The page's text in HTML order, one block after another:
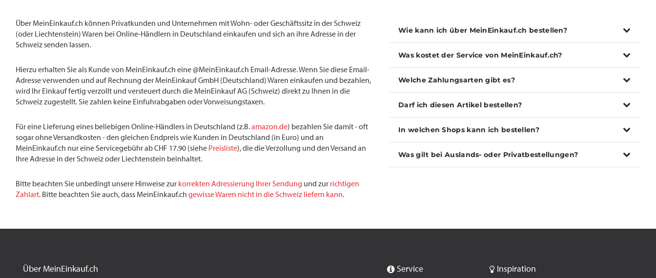
Über MeinEinkauf.ch können Privatkunden und Unternehmen mit Wohn- oder Geschäftssitz in der Schweiz
(oder Liechtenstein) Waren bei Online-Händlern in Deutschland einkaufen und sich an ihre Adresse in der
Schweiz senden lassen.
Hierzu erhalten Sie als Kunde von MeinEinkauf.ch eine @MeinEinkauf.ch Email-Adresse. Wenn Sie diese Email-
Adresse verwenden und auf Rechnung der MeinEinkauf GmbH (Deutschland) Waren einkaufen und bezahlen,
wird Ihr Einkauf fertig verzollt und versteuert durch die MeinEinkauf AG (Schweiz) direkt zu Ihnen in die
Schweiz zugestellt. Sie zahlen keine Einfuhrabgaben oder Vorweisungstaxen.
Für eine Lieferung eines beliebigen Online-Händlers in Deutschland (z.B.amazon.de) bezahlen Sie damit - oft
sogar ohne Versandkosten - den gleichen Endpreis wie Kunden in Deutschland (in Euro) und an
MeinEinkauf.ch nur eine Servicegebühr ab CHF 17.90 (siehe Preisliste), die die Verzollung und den Versand an
Ihre Adresse in der Schweiz oder Liechtenstein beinhaltet.
Bitte beachten Sie unbedingt unsere Hinweise zur korrekten Adressierung Ihrer Sendung und zur richtigen
Zahlart. Bitte beachten Sie auch, dass MeinEinkauf.ch gewisse Waren nicht in die Schweiz liefern kann.
Wie kann ich über MeinEinkauf.ch bestellen?
Was kostet der Service von MeinEinkauf.ch?
Welche Zahlungsarten gibt es?
Darf ich diesen Artikel bestellen?
In welchen Shops kann ich bestellen?
Was gilt bei Auslands- oder Privatbestellungen?
Über MeinEinkauf.ch Service Inspiration